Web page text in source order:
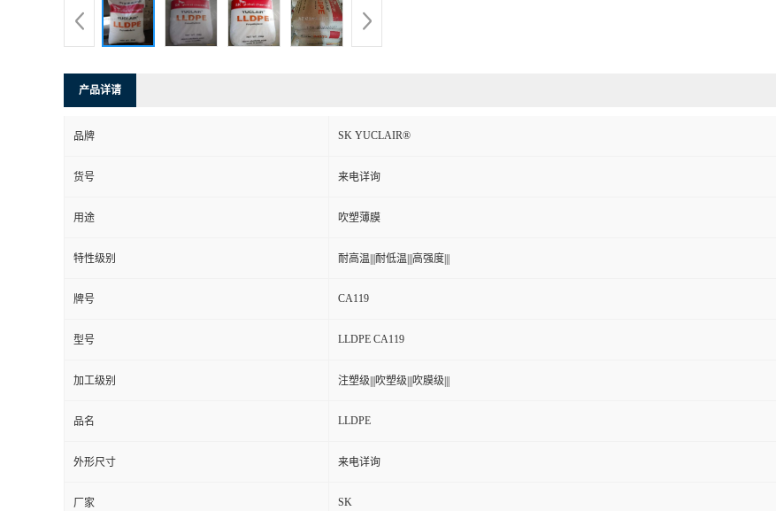
产品详请
品牌 SK YUCLAIR®
货号 来电详询
用途 吹塑薄膜
特性级别 耐高温|||耐低温|||高强度|||
牌号 CA119
型号 LLDPE CA119
加工级别 注塑级|||吹塑级|||吹膜级|||
品名 LLDPE
外形尺寸 来电详询
厂家 SK